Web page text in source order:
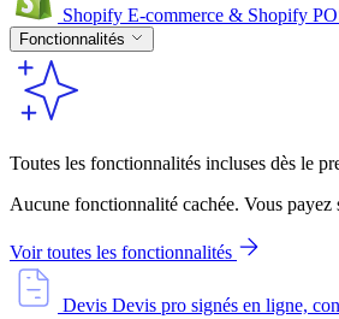
Shopify E-commerce & Shopify
Fonctionnalités
Toutes les fonctionnalités incluses dès le
Aucune fonctionnalité cachée. Vous
Voir toutes les fonctionnalités
Devis Devis pro signés en ligne,